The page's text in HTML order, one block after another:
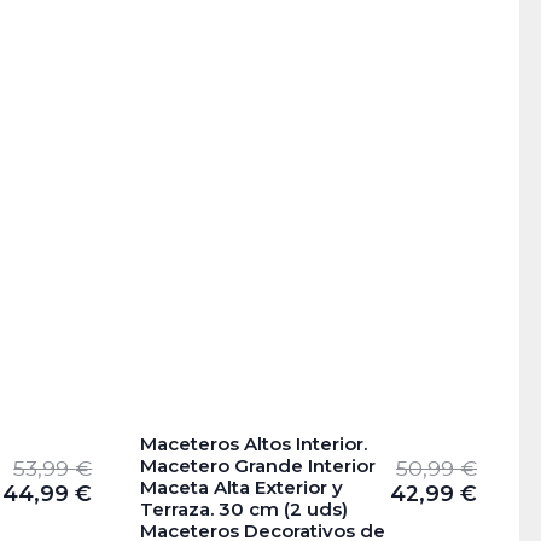
53,99€
44,99€
Maceteros Altos Interior.
Macetero Grande Interior
Maceta Alta Exterior y
Terraza. 30 cm (2 uds)
Maceteros Decorativos de
50,99€
42,99 €